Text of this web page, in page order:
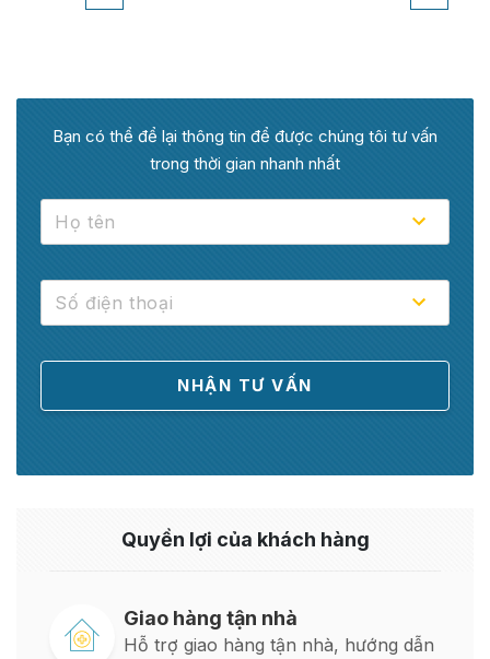
Bạn có thể để lại thông tin để được chúng tôi tư vấn
trong thời gian nhanh nhất
Quyền lợi của khách hàng
Giao hàng tận nhà
Hỗ trợ giao hàng tận nhà, hướng dẫn